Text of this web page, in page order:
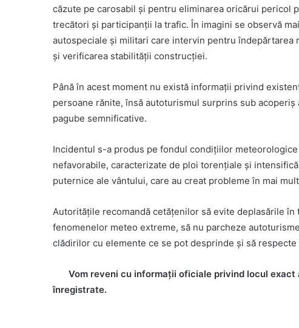
căzute pe carosabil și pentru eliminarea oricărui pericol
trecători și participanții la trafic. În imagini se observă
autospeciale și militari care intervin pentru îndepărtarea
și verificarea stabilității construcției.
Până în acest moment nu există informații privind
persoane rănite, însă autoturismul surprins sub acoperiș
pagube semnificative.
Incidentul s-a produs pe fondul condițiilor meteorologice
nefavorabile, caracterizate de ploi torențiale și
puternice ale vântului, care au creat probleme în mai
Autoritățile recomandă cetățenilor să evite deplasările în
fenomenelor meteo extreme, să nu parcheze
clădirilor cu elemente ce se pot desprinde și să
Vom reveni cu informații oficiale privind locul
înregistrate.